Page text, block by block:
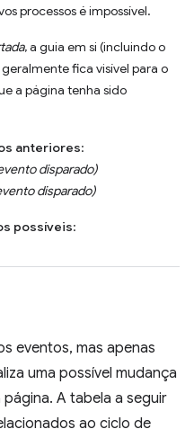
processos é impossível.
, a guia em si (incluindo o
fica visível para o
a página tenha sido
anteriores:
disparado)
disparado)
possíveis:
eventos, mas apenas
uma possível mudança
A tabela a seguir
ao ciclo de